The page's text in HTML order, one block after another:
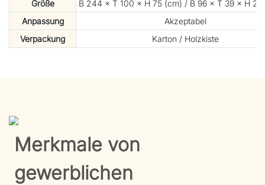
Größe
B 244 × T 100 × H 75 (cm) / B 96 × T 39 × H
Anpassung
Akzeptabel
Verpackung
Karton / Holzkiste
Merkmale von
gewerblichen